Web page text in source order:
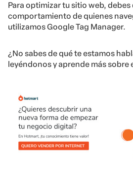
Para optimizar tu sitio web, debes
comportamiento de quienes
utilizamos Google Tag Manager.
¿No sabes de qué te estamos
leyéndonos y aprende más sobre